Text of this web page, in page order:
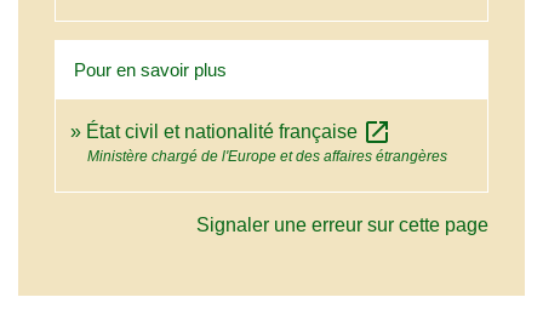
Pour en savoir plus
État civil et nationalité française open_in_new
Ministère chargé de l'Europe et des affaires étrangères
Signaler une erreur sur cette page